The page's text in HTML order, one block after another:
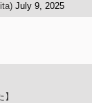
July 9, 2025